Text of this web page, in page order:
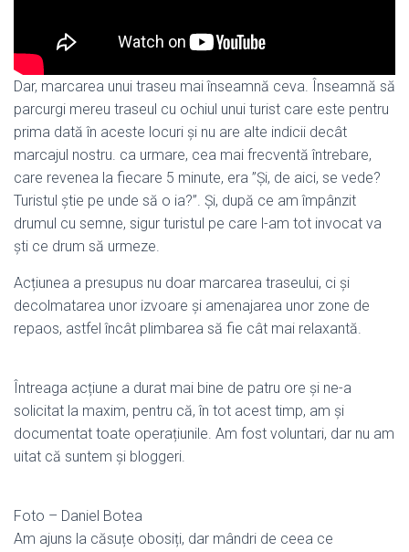
Dar, marcarea unui traseu mai înseamnă ceva. Înseamnă să
parcurgi mereu traseul cu ochiul unui turist care este pentru
prima dată în aceste locuri și nu are alte indicii decât
marcajul nostru. ca urmare, cea mai frecventă întrebare,
care revenea la fiecare 5 minute, era ”Și, de aici, se vede?
Turistul știe pe unde să o ia?”. Și, după ce am împânzit
drumul cu semne, sigur turistul pe care l-am tot invocat va
ști ce drum să urmeze.
Acțiunea a presupus nu doar marcarea traseului, ci și
decolmatarea unor izvoare și amenajarea unor zone de
repaos, astfel încât plimbarea să fie cât mai relaxantă.
Întreaga acțiune a durat mai bine de patru ore și ne-a
solicitat la maxim, pentru că, în tot acest timp, am și
documentat toate operațiunile. Am fost voluntari, dar nu am
uitat că suntem și bloggeri.
Foto – Daniel Botea
Am ajuns la căsuțe obosiți, dar mândri de ceea ce